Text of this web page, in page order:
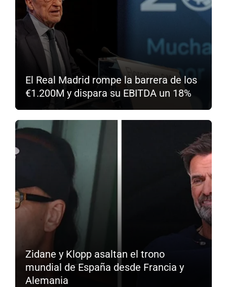
El Real Madrid rompe la barrera de los
€1.200M y dispara su EBITDA un 18%
Zidane y Klopp asaltan el trono
mundial de España desde Francia y
Alemania